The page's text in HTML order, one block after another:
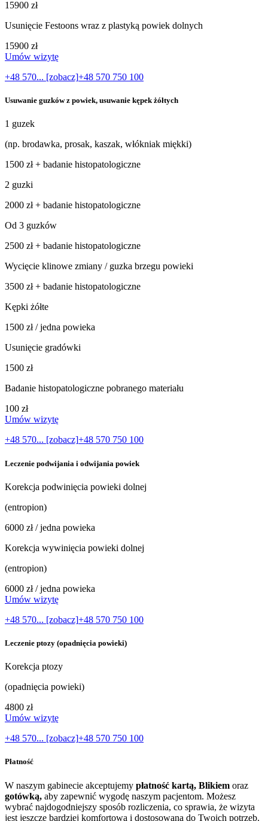
15900 zł
Usunięcie Festoons wraz z plastyką powiek dolnych
15900 zł
Umów wizytę
+48 570... [zobacz]+48 570 750 100
Usuwanie guzków z powiek, usuwanie kępek żółtych
1 guzek
(np. brodawka, prosak, kaszak, włókniak miękki)
1500 zł + badanie histopatologiczne
2 guzki
2000 zł + badanie histopatologiczne
Od 3 guzków
2500 zł + badanie histopatologiczne
Wycięcie klinowe zmiany / guzka brzegu powieki
3500 zł + badanie histopatologiczne
Kępki żółte
1500 zł / jedna powieka
Usunięcie gradówki
1500 zł
Badanie histopatologiczne pobranego materiału
100 zł
Umów wizytę
+48 570... [zobacz]+48 570 750 100
Leczenie podwijania i odwijania powiek
Korekcja podwinięcia powieki dolnej
(entropion)
6000 zł / jedna powieka
Korekcja wywinięcia powieki dolnej
(entropion)
6000 zł / jedna powieka
Umów wizytę
+48 570... [zobacz]+48 570 750 100
Leczenie ptozy (opadnięcia powieki)
Korekcja ptozy
(opadnięcia powieki)
4800 zł
Umów wizytę
+48 570... [zobacz]+48 570 750 100
Płatność
W naszym gabinecie akceptujemy płatność kartą, Blikiem oraz
gotówką, aby zapewnić wygodę naszym pacjentom. Możesz
wybrać najdogodniejszy sposób rozliczenia, co sprawia, że wizyta
jest jeszcze bardziej komfortowa i dostosowana do Twoich potrzeb.